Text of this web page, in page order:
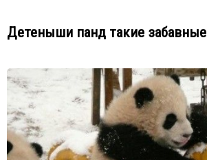
Детеныши панд такие забавные